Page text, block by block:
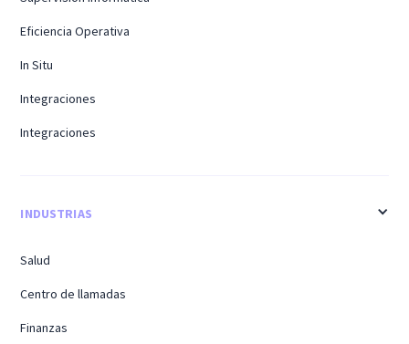
Eficiencia Operativa
In Situ
Integraciones
Integraciones
INDUSTRIAS
Salud
Centro de llamadas
Finanzas